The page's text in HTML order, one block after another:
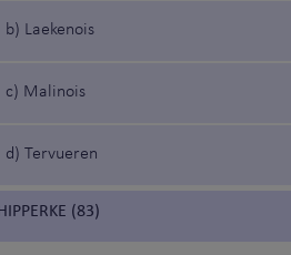
b) Laekenois
c) Malinois
d) Tervueren
(83)